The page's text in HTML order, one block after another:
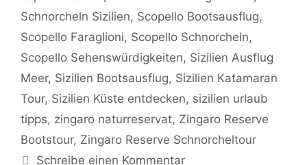
Schnorcheln Sizilien, Scopello Bootsausflug,
Scopello Faraglioni, Scopello Schnorcheln,
Scopello Sehenswürdigkeiten, Sizilien Ausflug
Meer, Sizilien Bootsausflug, Sizilien Katamaran
Tour, Sizilien Küste entdecken, sizilien urlaub
tipps, zingaro naturreservat, Zingaro Reserve
Bootstour, Zingaro Reserve Schnorcheltour
Schreibe einen Kommentar